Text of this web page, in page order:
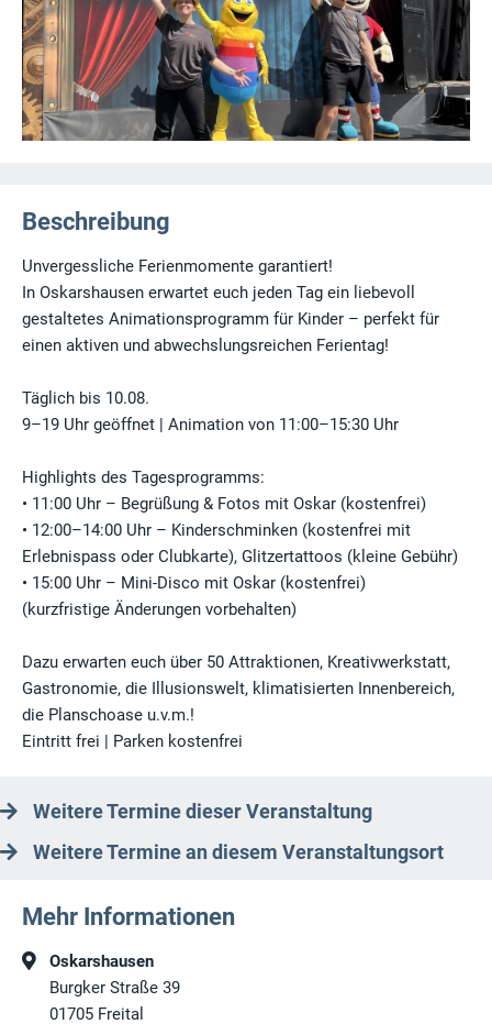
Beschreibung
Unvergessliche Ferienmomente garantiert!
In Oskarshausen erwartet euch jeden Tag ein liebevoll
gestaltetes Animationsprogramm für Kinder – perfekt für
einen aktiven und abwechslungsreichen Ferientag!
Täglich bis 10.08.
9–19 Uhr geöffnet | Animation von 11:00–15:30 Uhr
Highlights des Tagesprogramms:
• 11:00 Uhr – Begrüßung & Fotos mit Oskar (kostenfrei)
• 12:00–14:00 Uhr – Kinderschminken (kostenfrei mit
Erlebnispass oder Clubkarte), Glitzertattoos (kleine Gebühr)
• 15:00 Uhr – Mini-Disco mit Oskar (kostenfrei)
(kurzfristige Änderungen vorbehalten)
Dazu erwarten euch über 50 Attraktionen, Kreativwerkstatt,
Gastronomie, die Illusionswelt, klimatisierten Innenbereich,
die Planschoase u.v.m.!
Eintritt frei | Parken kostenfrei
Weitere Termine dieser Veranstaltung
Weitere Termine an diesem Veranstaltungsort
Mehr Informationen
Oskarshausen
Burgker Straße 39
01705 Freital